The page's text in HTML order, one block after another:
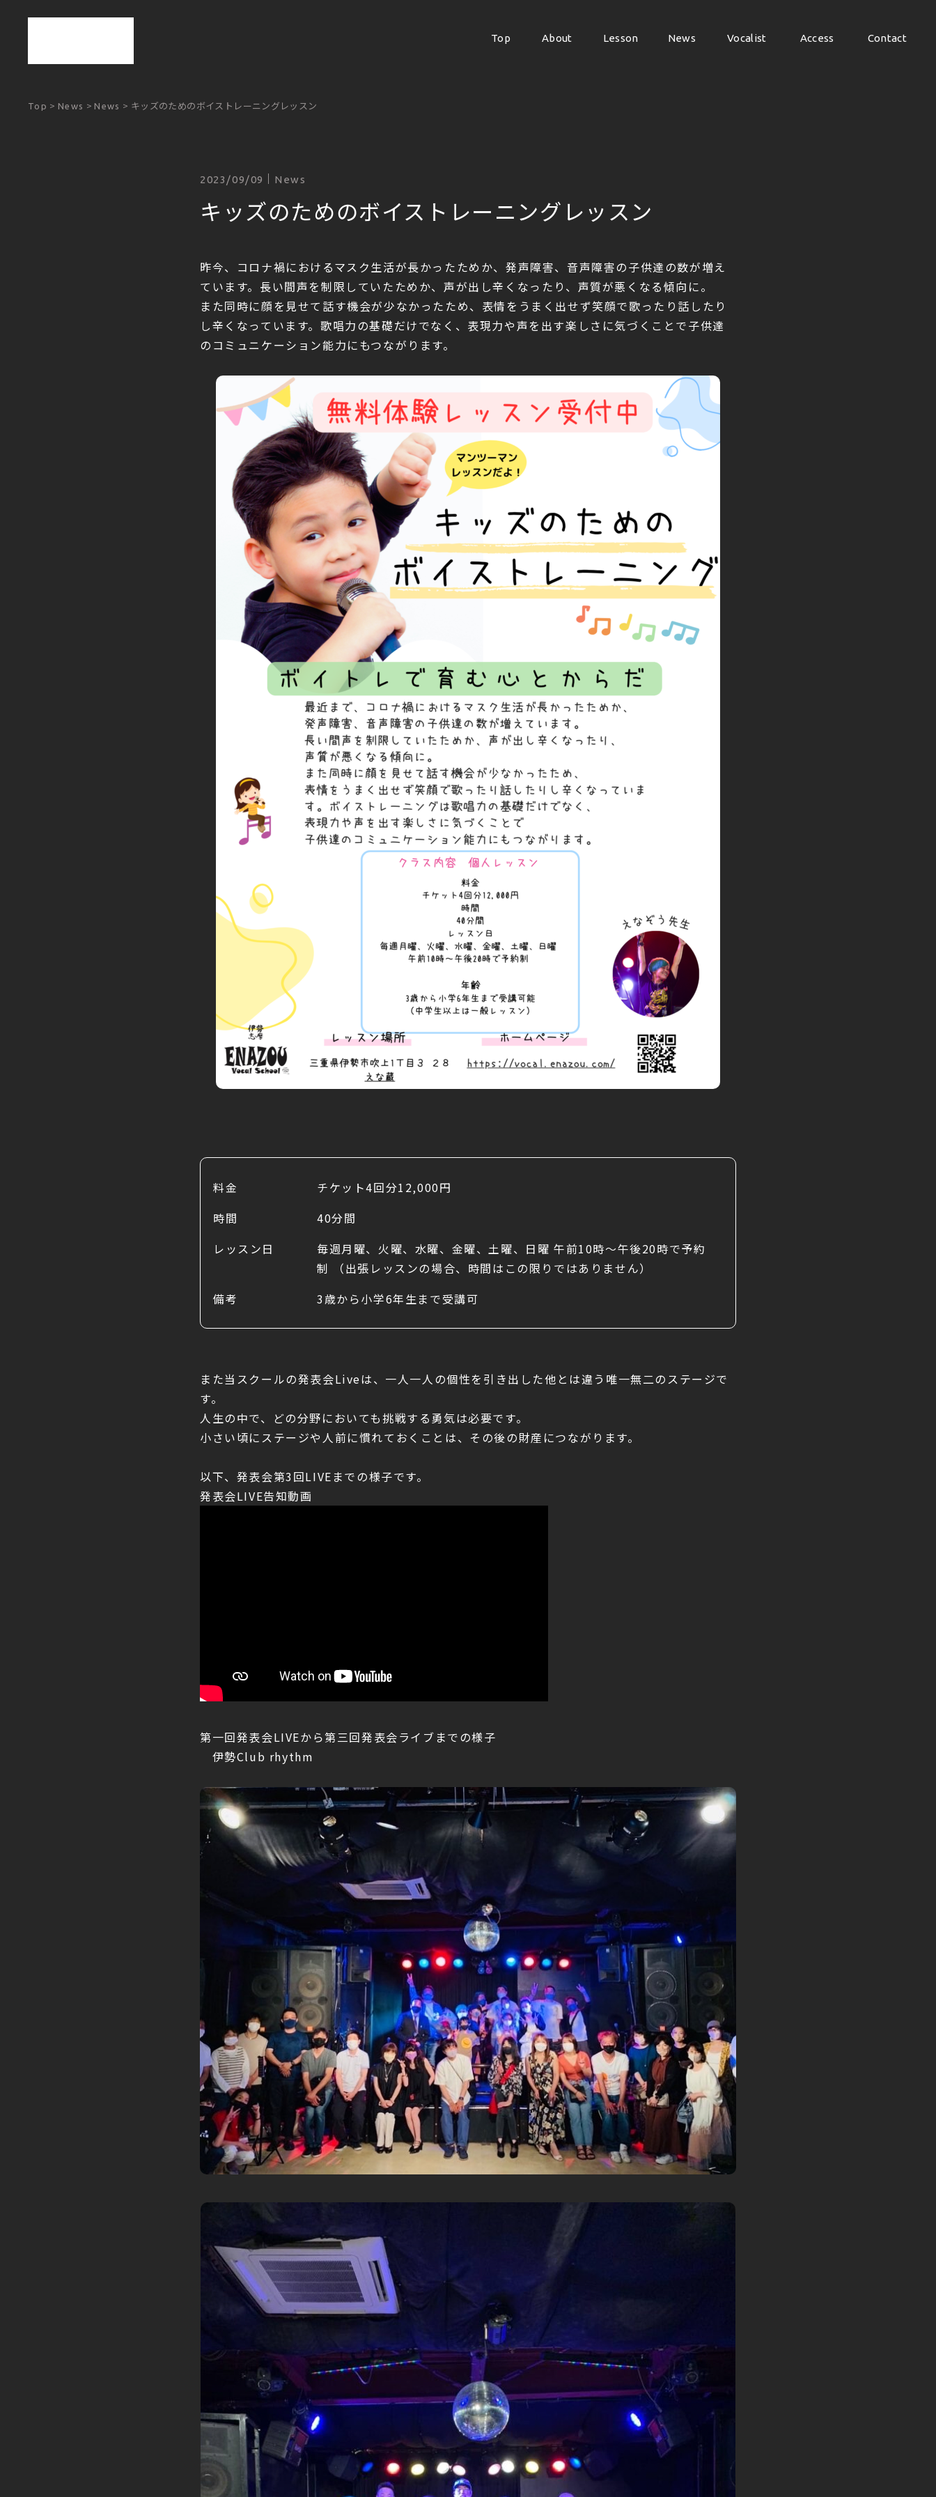
Top
About
Lesson
News
Vocalist
Access
Contact
Top >News >News > キッズのためのボイストレーニングレッスン
2023/09/09 News
キッズのためのボイストレーニングレッスン
昨今、コロナ禍におけるマスク生活が長かったためか、発声障害、音声障害の子供達の数が増え
ています。長い間声を制限していたためか、声が出し辛くなったり、声質が悪くなる傾向に。
また同時に顔を見せて話す機会が少なかったため、表情をうまく出せず笑顔で歌ったり話したり
し辛くなっています。歌唱力の基礎だけでなく、表現力や声を出す楽しさに気づくことで子供達
のコミュニケーション能力にもつながります。
料金 チケット4回分12,000円
時間
40分間
レッスン日
毎週月曜、火曜、水曜、金曜、土曜、日曜 午前10時～午後20時で予約
制
（出張レッスンの場合、時間はこの限りではありません）
備考
3歳から小学6年生まで受講可
また当スクールの発表会Liveは、一人一人の個性を引き出した他とは違う唯一無二のステージで
す。
人生の中で、どの分野においても挑戦する勇気は必要です。
小さい頃にステージや人前に慣れておくことは、その後の財産につながります。
以下、発表会第3回LIVEまでの様子です。
発表会LIVE告知動画
第一回発表会LIVEから第三回発表会ライブまでの様子
伊勢Club rhythm